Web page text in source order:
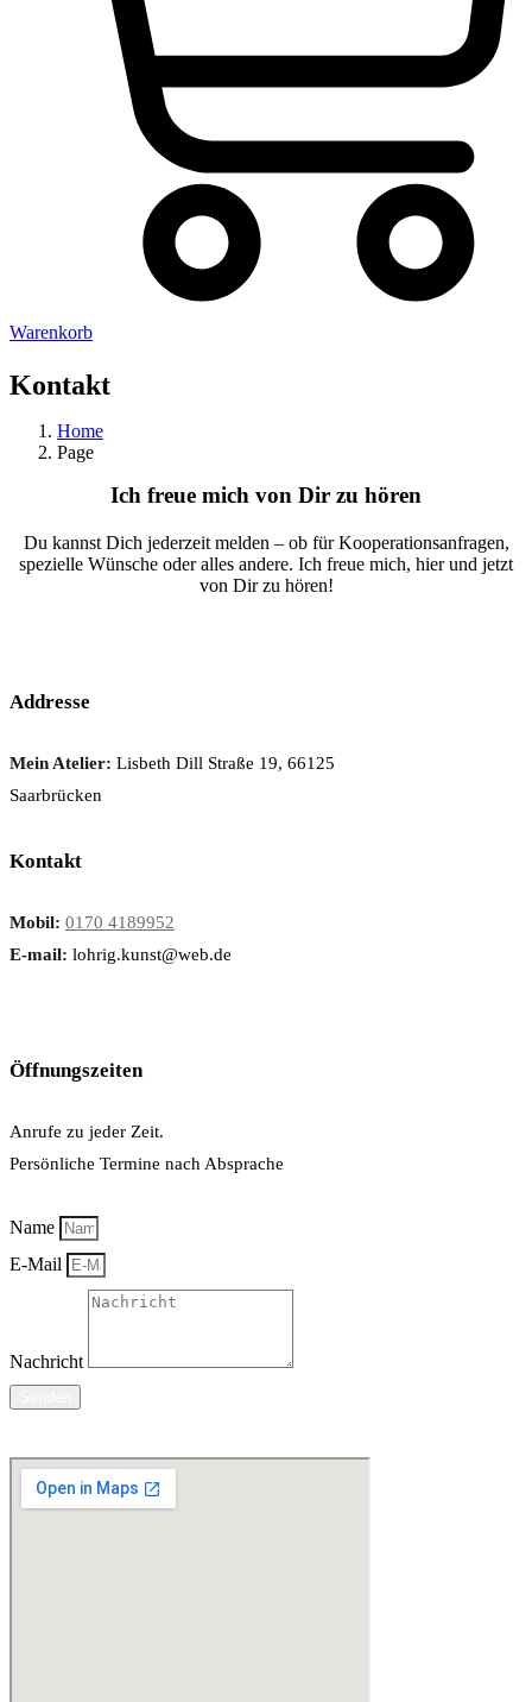
Warenkorb
Kontakt
Home
Page
Ich freue mich von Dir zu hören
Du kannst Dich jederzeit melden – ob für Kooperationsanfragen,
spezielle Wünsche oder alles andere. Ich freue mich, hier und jetzt
von Dir zu hören!
Addresse
Mein Atelier: Lisbeth Dill Straße 19, 66125
Saarbrücken
Kontakt
Mobil: 0170 4189952
E-mail: lohrig.kunst@web.de
Öffnungszeiten
Anrufe zu jeder Zeit.
Persönliche Termine nach Absprache
Name
E-Mail
Nachricht